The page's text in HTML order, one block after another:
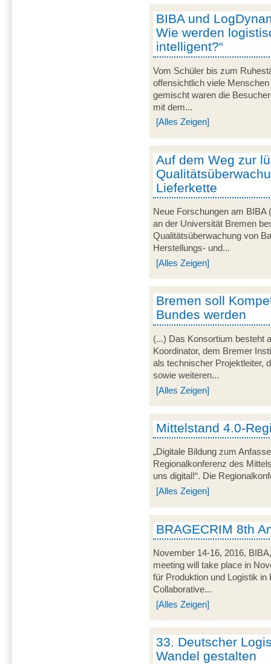
BIBA und
Wie werden
intelligent?“
Vom Schüler bis zum
offensichtlich viele
gemischt waren die
mit dem...
[Alles Zeigen]
Auf dem Weg zur
Lieferkette
Neue Forschungen am BIBA
an der Universität Bremen
Qualitätsüberwachung von
Herstellungs- und...
[Alles Zeigen]
Bremen soll
Bundes werden
(...) Das Konsortium besteht
Koordinator, dem Bremer
als technischer Projektleiter,
sowie weiteren...
[Alles Zeigen]
Mittelstand 4.0-
„Digitale Bildung zum
Regionalkonferenz des
uns digital!“. Die
[Alles Zeigen]
BRAGECRIM 8th
November 14-16, 2016,
meeting will take place in
für Produktion und Logistik
Collaborative...
[Alles Zeigen]
33. Deutscher
Wandel gestalten